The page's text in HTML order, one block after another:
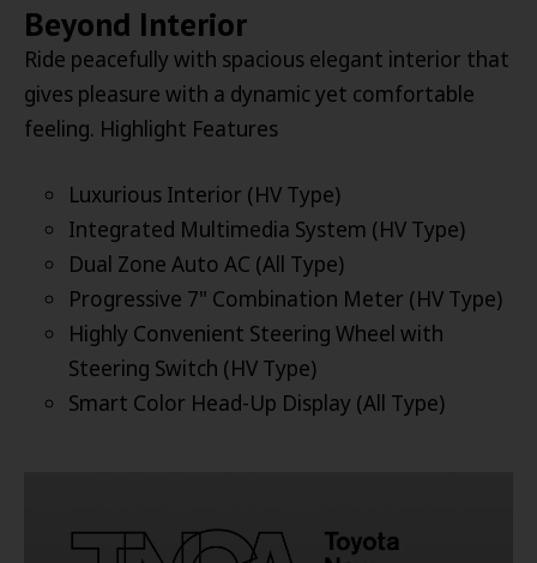
Beyond Interior
Ride peacefully with spacious elegant interior that
gives pleasure with a dynamic yet comfortable
feeling. Highlight Features
Luxurious Interior (HV Type)
Integrated Multimedia System (HV Type)
Dual Zone Auto AC (All Type)
Progressive 7" Combination Meter (HV Type)
Highly Convenient Steering Wheel with
Steering Switch (HV Type)
Smart Color Head-Up Display (All Type)